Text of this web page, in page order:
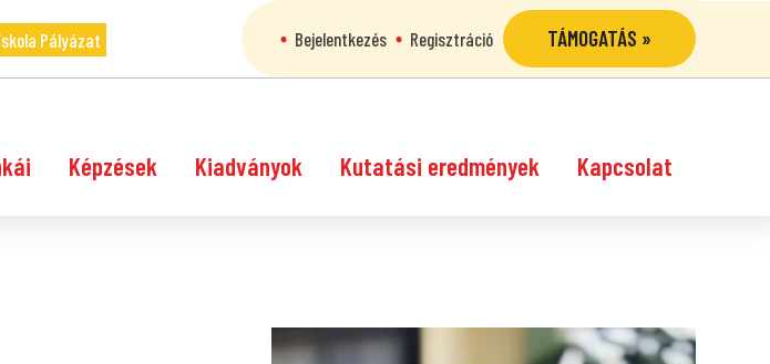
Pályázat Bejelentkezés Regisztráció TÁMOGATÁS »
Képzések Kiadványok Kutatási eredmények Kapcsolat